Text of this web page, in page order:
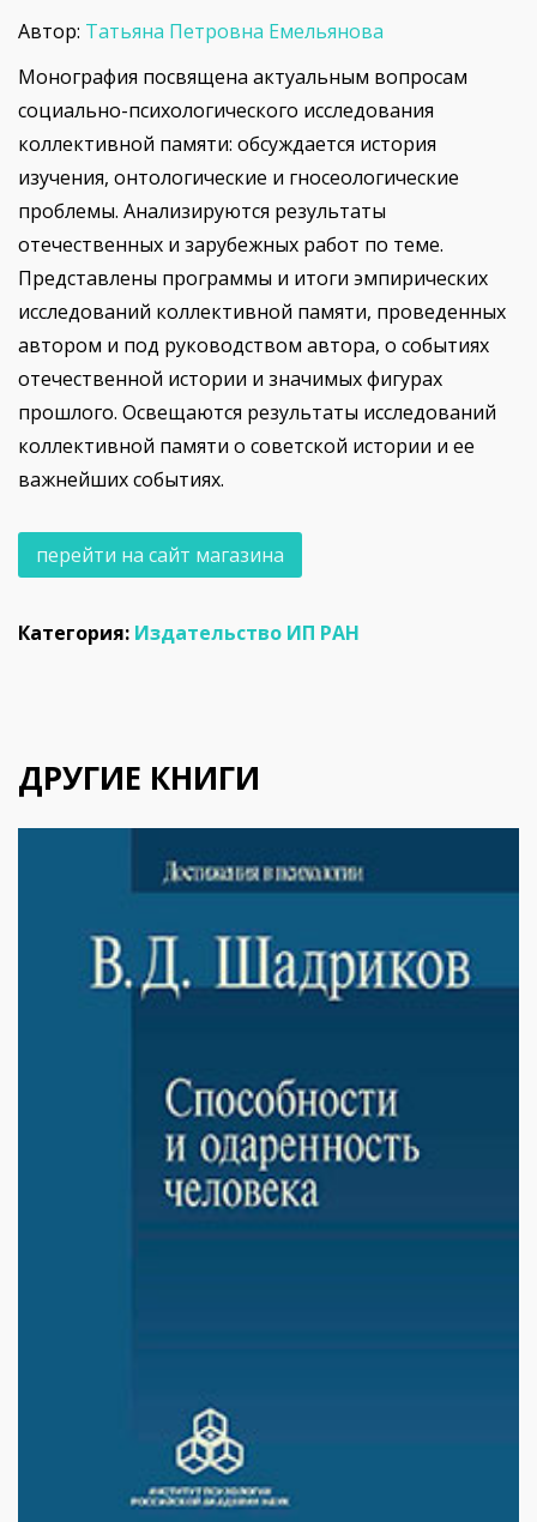
Автор: Татьяна Петровна Емельянова
Монография посвящена актуальным вопросам
социально-психологического исследования
коллективной памяти: обсуждается история
изучения, онтологические и гносеологические
проблемы. Анализируются результаты
отечественных и зарубежных работ по теме.
Представлены программы и итоги эмпирических
исследований коллективной памяти, проведенных
автором и под руководством автора, о событиях
отечественной истории и значимых фигурах
прошлого. Освещаются результаты исследований
коллективной памяти о советской истории и ее
важнейших событиях.
перейти на сайт магазина
Категория: Издательство ИП РАН
ДРУГИЕ КНИГИ